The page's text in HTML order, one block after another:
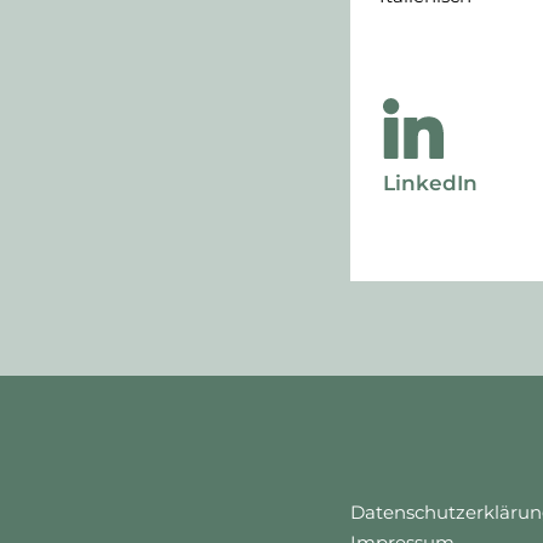
LinkedIn